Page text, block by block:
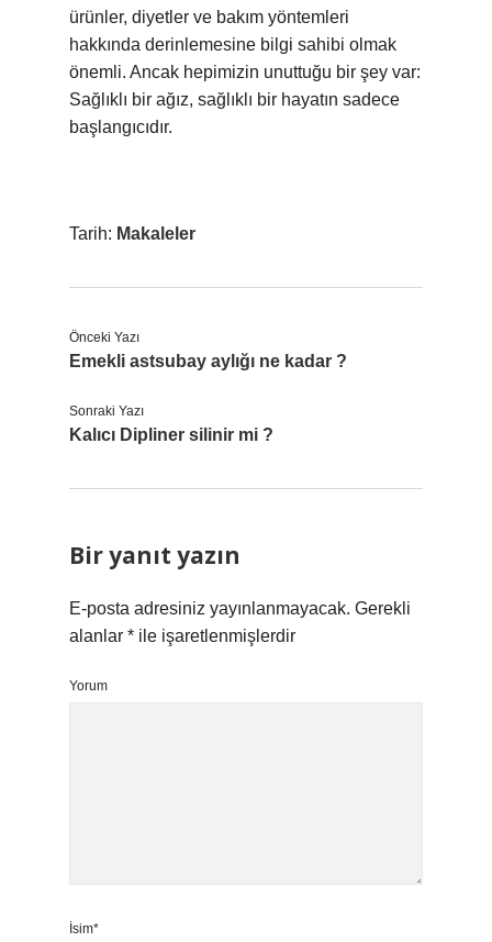
ürünler, diyetler ve bakım yöntemleri
hakkında derinlemesine bilgi sahibi olmak
önemli. Ancak hepimizin unuttuğu bir şey var:
Sağlıklı bir ağız, sağlıklı bir hayatın sadece
başlangıcıdır.
Tarih: Makaleler
Önceki Yazı
Emekli astsubay aylığı ne kadar ?
Sonraki Yazı
Kalıcı Dipliner silinir mi ?
Bir yanıt yazın
E-posta adresiniz yayınlanmayacak. Gerekli
alanlar * ile işaretlenmişlerdir
Yorum
İsim*